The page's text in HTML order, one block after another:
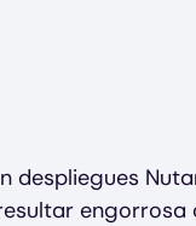
despliegues
engorrosa